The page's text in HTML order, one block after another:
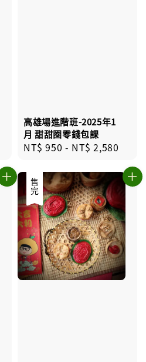
高雄場進階班-2025年1
月 甜甜圈零錢包課
Regular
NT$ 950 - NT$ 2,580
售完